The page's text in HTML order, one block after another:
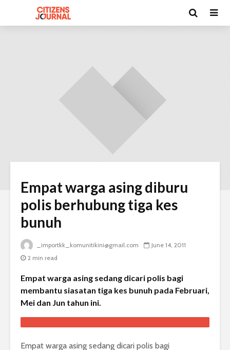
Empat warga asing diburu
polis berhubung tiga kes
bunuh
_importkk_komunitikini@gmail.com
June 14, 2011
2 min read
Empat warga asing sedang dicari polis bagi
membantu siasatan tiga kes bunuh pada Februari,
Mei dan Jun tahun ini.
Empat warga asing sedang dicari polis bagi